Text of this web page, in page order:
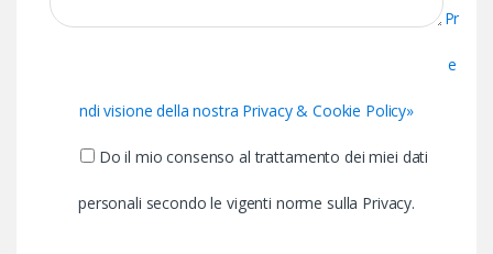
Pr
e
ndi visione della nostra Privacy & Cookie Policy»
Do il mio consenso al trattamento dei miei dati
personali secondo le vigenti norme sulla Privacy.